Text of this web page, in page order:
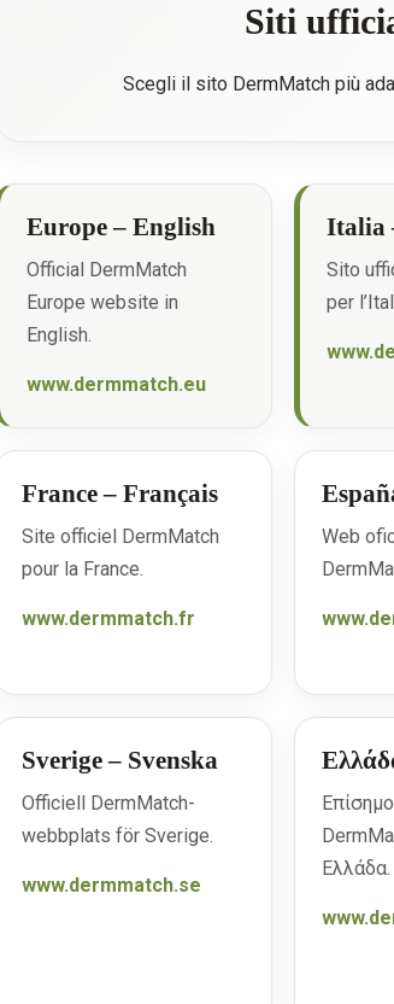
Siti
Scegli il sito DermMatch più
Europe – English
Official DermMatch
Europe website in
English.
www.dermmatch.eu
Italia
Sito
per
France – Français
Site officiel DermMatch
pour la France.
www.dermmatch.fr
Web
Sverige – Svenska
Officiell DermMatch-
webbplats för Sverige.
www.dermmatch.se
Ελλάδα.